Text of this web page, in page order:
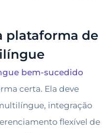
plataforma de
bem-sucedido
certa. Ela deve
integração
flexível de